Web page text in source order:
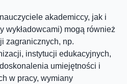
akademiccy, jak i
wykładowcami) mogą również
zagranicznych, np.
instytucji edukacyjnych,
umiejętności i
w pracy, wymiany